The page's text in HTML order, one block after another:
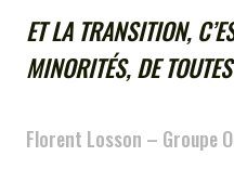
ET LA TRANSITION,
MINORITÉS, DE
Florent Losson – Groupe